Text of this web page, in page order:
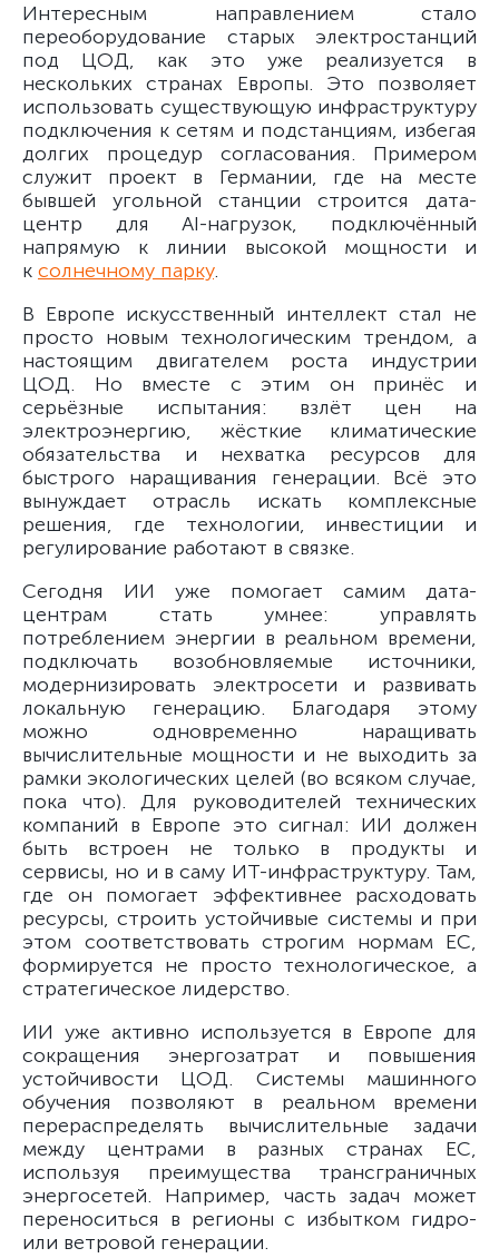
Интересным направлением стало
переоборудование старых электростанций
под ЦОД, как это уже реализуется в
нескольких странах Европы. Это позволяет
использовать существующую инфраструктуру
подключения к сетям и подстанциям, избегая
долгих процедур согласования. Примером
служит проект в Германии, где на месте
бывшей угольной станции строится дата-
центр для AI-нагрузок, подключённый
напрямую к линии высокой мощности и
к солнечному парку.
В Европе искусственный интеллект стал не
просто новым технологическим трендом, а
настоящим двигателем роста индустрии
ЦОД. Но вместе с этим он принёс и
серьёзные испытания: взлёт цен на
электроэнергию, жёсткие климатические
обязательства и нехватка ресурсов для
быстрого наращивания генерации. Всё это
вынуждает отрасль искать комплексные
решения, где технологии, инвестиции и
регулирование работают в связке.
Сегодня ИИ уже помогает самим дата-
центрам стать умнее: управлять
потреблением энергии в реальном времени,
подключать возобновляемые источники,
модернизировать электросети и развивать
локальную генерацию. Благодаря этому
можно одновременно наращивать
вычислительные мощности и не выходить за
рамки экологических целей (во всяком случае,
пока что). Для руководителей технических
компаний в Европе это сигнал: ИИ должен
быть встроен не только в продукты и
сервисы, но и в саму ИТ-инфраструктуру. Там,
где он помогает эффективнее расходовать
ресурсы, строить устойчивые системы и при
этом соответствовать строгим нормам ЕС,
формируется не просто технологическое, а
стратегическое лидерство.
ИИ уже активно используется в Европе для
сокращения энергозатрат и повышения
устойчивости ЦОД. Системы машинного
обучения позволяют в реальном времени
перераспределять вычислительные задачи
между центрами в разных странах ЕС,
используя преимущества трансграничных
энергосетей. Например, часть задач может
переноситься в регионы с избытком гидро-
или ветровой генерации.